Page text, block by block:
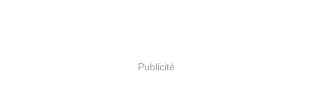
Publicité